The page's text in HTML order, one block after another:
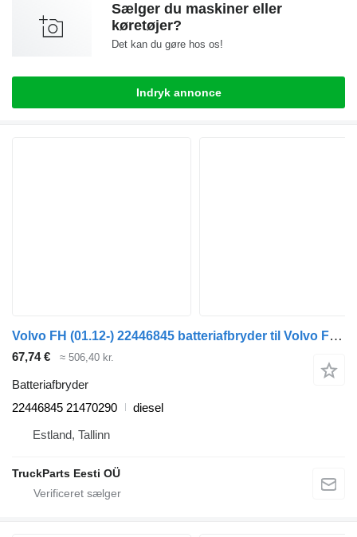
Sælger du maskiner eller
køretøjer?
Det kan du gøre hos os!
Indryk annonce
Volvo FH (01.12-) 22446845 batteriafbryder til Volvo FH, FM, FMX-4 series (2013-) trækker
67,74 € ≈ 506,40 kr.
Batteriafbryder
22446845 21470290
diesel
Estland, Tallinn
TruckParts Eesti OÜ